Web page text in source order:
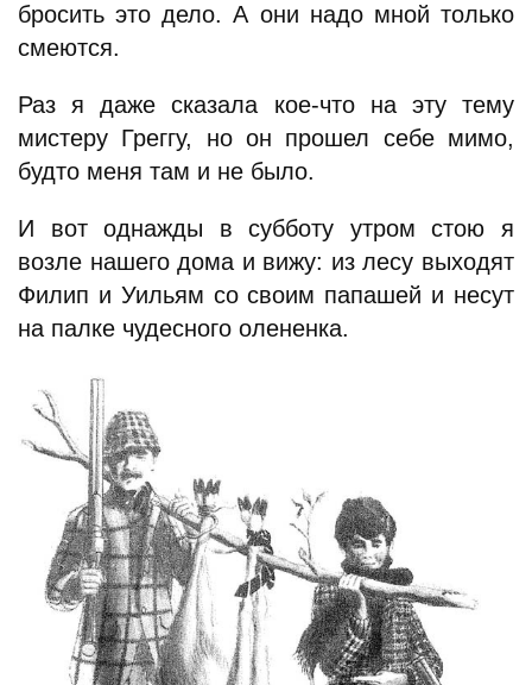
бросить это дело. А они надо мной только
смеются.
Раз я даже сказала кое-что на эту тему
мистеру Греггу, но он прошел себе мимо,
будто меня там и не было.
И вот однажды в субботу утром стою я
возле нашего дома и вижу: из лесу выходят
Филип и Уильям со своим папашей и несут
на палке чудесного олененка.